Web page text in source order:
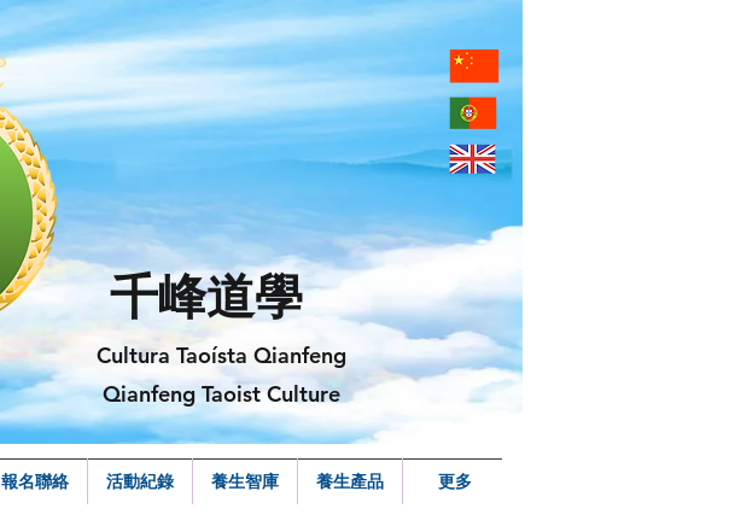
千峰道學
Cultura Taoísta Qianfeng
Qianfeng Taoist Culture
報名聯絡 活動紀錄 養生智庫 養生產品 更多